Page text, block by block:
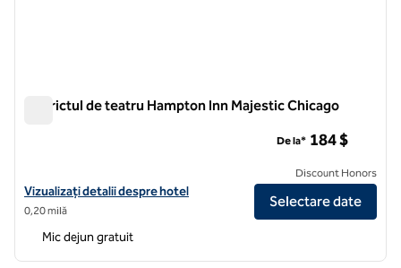
Districtul de teatru Hampton Inn Majestic Chicago
Vizualizați detaliile hotelului pentru districtul de teatru Hampton Inn
Vizualizați detalii despre hotel
0,20 milă
De la* 184 $
Discount Honors
Selectare date
Mic dejun gratuit